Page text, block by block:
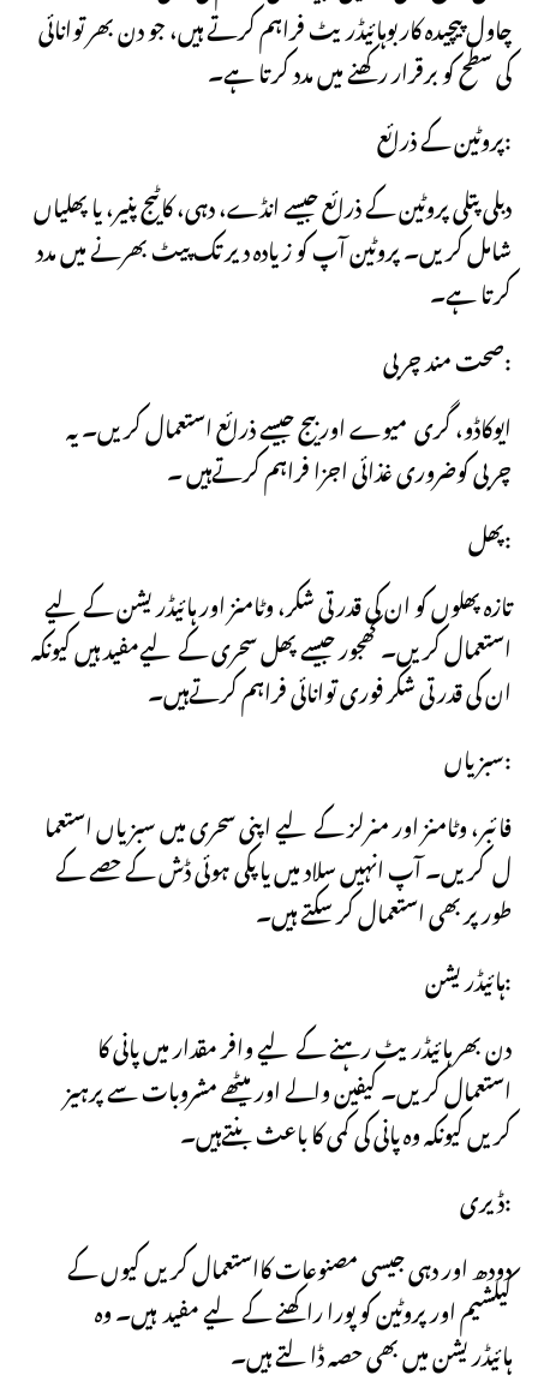
چاول پیچیدہ کاربوہائیڈریٹ فراہم کرتے ہیں، جو دن بھر توانائی
کی سطح کو برقرار رکھنے میں مدد کرتا ہے۔
پروٹین کے ذرائع:
دبلی پتلی پروٹین کے ذرائع جیسے انڈے، دہی، کاٹیج پنیر، یا پھلیاں
شامل کریں۔ پروٹین آپ کو زیادہ دیر تک پیٹ بھرنے میں مدد
کرتا ہے۔
صحت مند چربی:
ایوکاڈو، گری میوے اور بیج جیسے ذرائع استعمال کریں۔ یہ
چربی کوضروری غذائی اجزا فراہم کرتےہیں ۔
پھل:
تازہ پھلوں کو ان کی قدرتی شکر، وٹامنز اور ہائیڈریشن کے لیے
استعمال کریں۔ کھجور جیسے پھل سحری کے لیےمفید ہیں کیونکہ
ان کی قدرتی شکر فوری توانائی فراہم کرتےہیں۔
سبزیاں:
فائبر، وٹامنز اور منرلز کے لیے اپنی سحری میں سبزیاں استعما
ل کریں۔ آپ انہیں سلاد میں یا پکی ہوئی ڈش کے حصے کے
طور پربھی استعمال کر سکتے ہیں۔
ہائیڈریشن:
دن بھر ہائیڈریٹ رہنے کے لیے وافر مقدار میں پانی کا
استعمال کریں۔ کیفین والے اور میٹھے مشروبات سے پرہیز
کریں کیونکہ وہ پانی کی کمی کا باعث بنتےہیں۔
ڈیری:
دودھ اور دہی جیسی مصنوعات کااستعمال کریں کیوں کے
کیلشیم اور پروٹین کو پورا راکھنے کے لیے مفید ہیں۔ وہ
ہائیڈریشن میں بھی حصہ ڈالتے ہیں۔